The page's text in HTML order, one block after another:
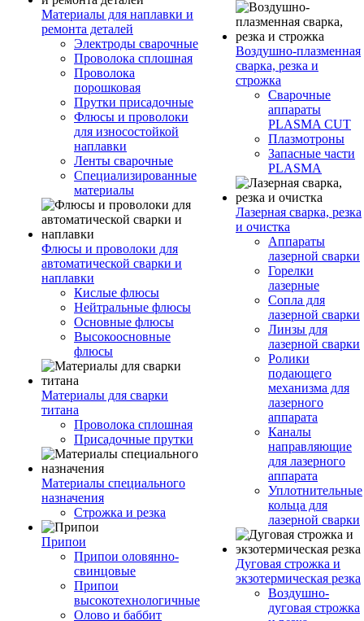
Материалы для наплавки и
ремонта деталей
Электроды сварочные
Проволока сплошная
Проволока
порошковая
Прутки присадочные
Флюсы и проволоки
для износостойкой
наплавки
Ленты сварочные
Специализированные
материалы
Флюсы и проволоки для
автоматической сварки и
наплавки
Кислые флюсы
Нейтральные флюсы
Основные флюсы
Высокоосновные
флюсы
Материалы для сварки
титана
Проволока сплошная
Присадочные прутки
Материалы специального
назначения
Строжка и резка
Припои
Припои оловянно-
свинцовые
Припои
высокотехнологичные
Олово и баббит
Воздушно-плазменная
сварка, резка и
строжка
Сварочные
аппараты
PLASMA CUT
Плазмотроны
Запасные части
PLASMA
Лазерная сварка, резка
и очистка
Аппараты
лазерной сварки
Горелки
лазерные
Сопла для
лазерной сварки
Линзы для
лазерной сварки
Ролики
подающего
механизма для
лазерного
аппарата
Каналы
направляющие
для лазерного
аппарата
Уплотнительные
кольца для
лазерной сварки
Дуговая строжка и
экзотермическая резка
Воздушно-
дуговая строжка